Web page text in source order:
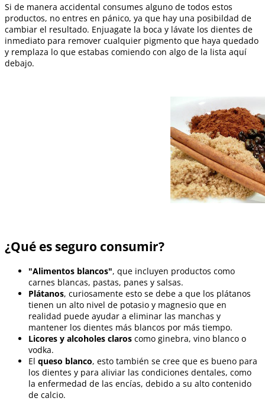
Si de manera accidental consumes alguno de todos estos
productos, no entres en pánico, ya que hay una posibildad de
cambiar el resultado. Enjuagate la boca y lávate los dientes de
inmediato para remover cualquier pigmento que haya quedado
y remplaza lo que estabas comiendo con algo de la lista aquí
debajo.
¿Qué es seguro consumir?
"Alimentos blancos", que incluyen productos como
carnes blancas, pastas, panes y salsas.
Plátanos, curiosamente esto se debe a que los plátanos
tienen un alto nivel de potasio y magnesio que en
realidad puede ayudar a eliminar las manchas y
mantener los dientes más blancos por más tiempo.
Licores y alcoholes claros como ginebra, vino blanco o
vodka.
El queso blanco, esto también se cree que es bueno para
los dientes y para aliviar las condiciones dentales, como
la enfermedad de las encías, debido a su alto contenido
de calcio.